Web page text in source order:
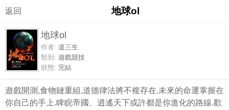
返回 地球ol
地球ol
作者: 道三生
類別: 遊戲競技
狀態: 完結
遊戲開測,食物鏈重組,道德律法將不複存在.未來的命運掌握在
你自己的手上.睥睨帝國、逍遙天下或許都是你進化的路線.歡